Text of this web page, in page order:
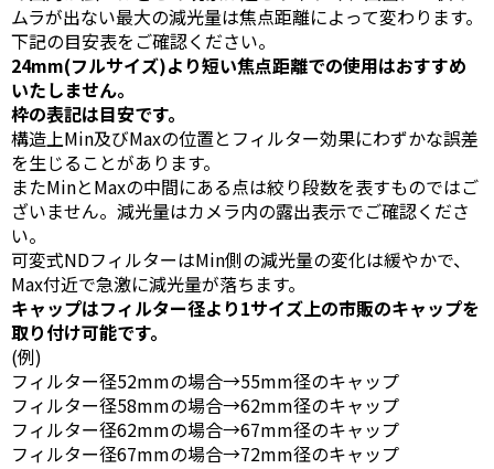
ムラが出ない最大の減光量は焦点距離によって変わります。
下記の目安表をご確認ください。
24mm(フルサイズ)より短い焦点距離での使用はおすすめ
いたしません。
枠の表記は目安です。
構造上Min及びMaxの位置とフィルター効果にわずかな誤差
を生じることがあります。
またMinとMaxの中間にある点は絞り段数を表すものではご
ざいません。減光量はカメラ内の露出表示でご確認くださ
い。
可変式NDフィルターはMin側の減光量の変化は緩やかで、
Max付近で急激に減光量が落ちます。
キャップはフィルター径より1サイズ上の市販のキャップを
取り付け可能です。
(例)
フィルター径52mmの場合→55mm径のキャップ
フィルター径58mmの場合→62mm径のキャップ
フィルター径62mmの場合→67mm径のキャップ
フィルター径67mmの場合→72mm径のキャップ